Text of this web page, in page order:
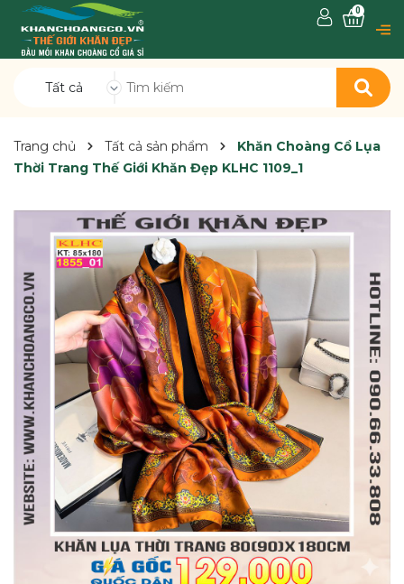
Tất cả
0
Trang chủ Tất cả sản phẩm
Khăn Choàng Cổ Lụa
Thời Trang Thế Giới Khăn Đẹp KLHC 1109_1